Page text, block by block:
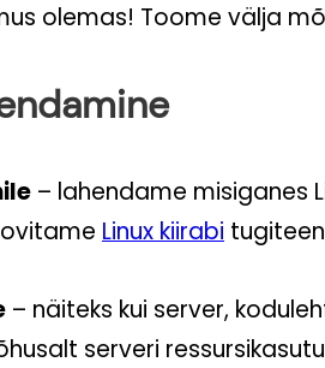
olemas! Toome välja
– lahendame misiganes
Linux kiirabi
– näiteks kui server,
serveri